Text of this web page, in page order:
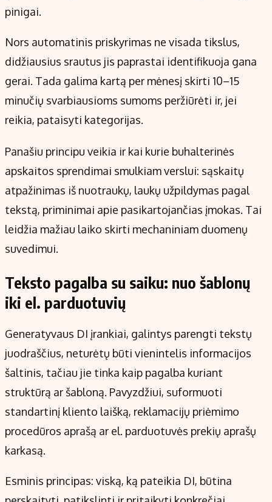
pinigai.
Nors automatinis priskyrimas ne visada tikslus,
didžiausius srautus jis paprastai identifikuoja gana
gerai. Tada galima kartą per mėnesį skirti 10–15
minučių svarbiausioms sumoms peržiūrėti ir, jei
reikia, pataisyti kategorijas.
Panašiu principu veikia ir kai kurie buhalterinės
apskaitos sprendimai smulkiam verslui: sąskaitų
atpažinimas iš nuotraukų, laukų užpildymas pagal
tekstą, priminimai apie pasikartojančias įmokas. Tai
leidžia mažiau laiko skirti mechaniniam duomenų
suvedimui.
Teksto pagalba su saiku: nuo šablonų
iki el. parduotuvių
Generatyvaus DI įrankiai, galintys parengti tekstų
juodraščius, neturėtų būti vienintelis informacijos
šaltinis, tačiau jie tinka kaip pagalba kuriant
struktūrą ar šabloną. Pavyzdžiui, suformuoti
standartinį kliento laišką, reklamacijų priėmimo
procedūros aprašą ar el. parduotuvės prekių aprašų
karkasą.
Esminis principas: viską, ką pateikia DI, būtina